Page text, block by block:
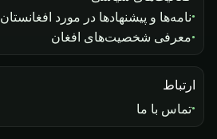
نامه‌ها و پیشنهادها در مورد افغانستان
معرفی شخصیت‌های افغان
ارتباط
تماس با ما